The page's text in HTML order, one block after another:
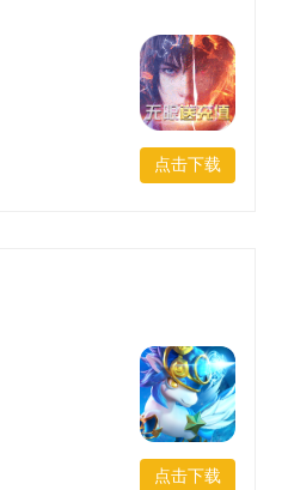
点击下载
点击下载